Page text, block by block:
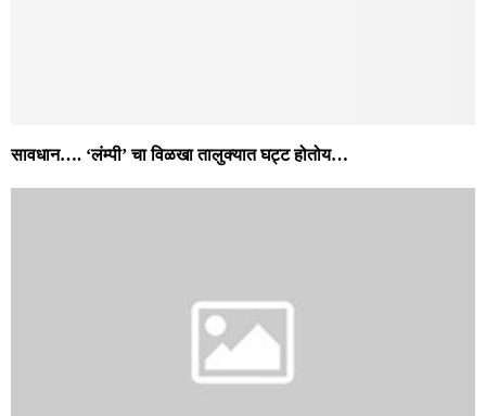
सावधान…. ‘लंम्पी’ चा विळखा तालुक्यात घट्ट होतोय…